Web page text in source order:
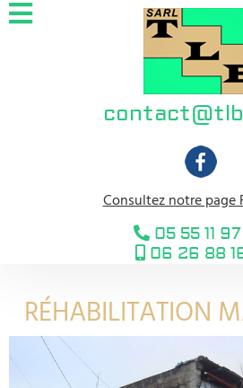
Consultez notre page
05 55 11
06 26 88
RÉHABILITATION